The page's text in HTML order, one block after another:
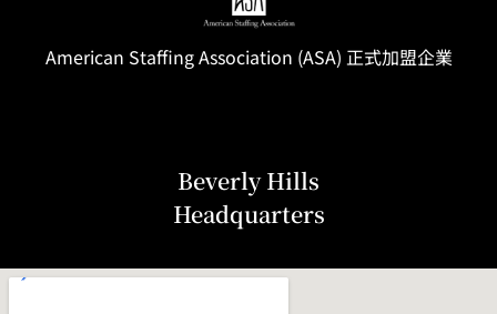
American StaffingAssociation (ASA) 正式加盟企業
Beverly Hills
Headquarters